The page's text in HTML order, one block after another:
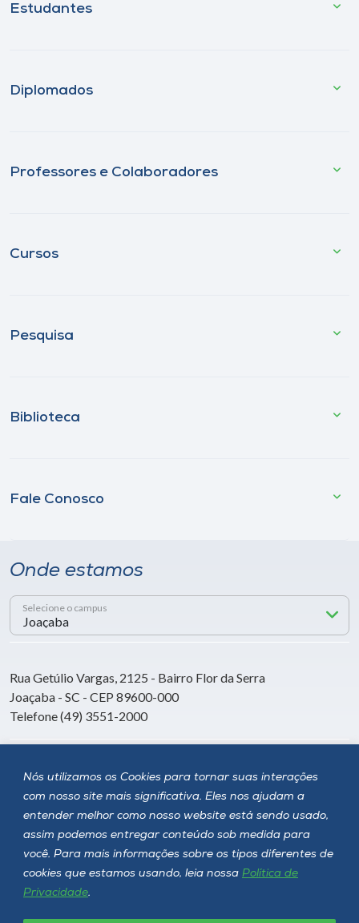
Nós utilizamos os Cookies para tornar suas interações
com nosso site mais significativa. Eles nos ajudam a
entender melhor como nosso website está sendo usado,
assim podemos entregar conteúdo sob medida para
você. Para mais informações sobre os tipos diferentes de
cookies que estamos usando, leia nossa Política de
Privacidade.
Estudantes
Diplomados
Professores e Colaboradores
Cursos
Pesquisa
Biblioteca
Fale Conosco
Onde estamos
Selecione o campus
Rua Getúlio Vargas, 2125 - Bairro Flor da Serra
Joaçaba - SC - CEP 89600-000
Telefone (49) 3551-2000
Siga a Unoesc